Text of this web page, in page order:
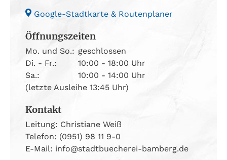
Google-Stadtkarte & Routenplaner
Öffnungszeiten
Mo. und So.: geschlossen
Di. - Fr.:
10:00 - 18:00 Uhr
Sa.:
10:00 - 14:00 Uhr
(letzte Ausleihe 13:45 Uhr)
Kontakt
Leitung: Christiane Weiß
Telefon: (0951) 98 11 9-0
E-Mail: info@stadtbuecherei-bamberg.de